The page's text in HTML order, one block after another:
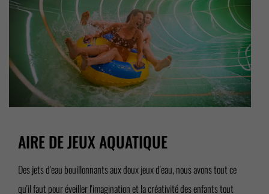
AIRE DE JEUX AQUATIQUE
Des jets d'eau bouillonnants aux doux jeux d'eau, nous avons tout ce
qu'il faut pour éveiller l'imagination et la créativité des enfants tout